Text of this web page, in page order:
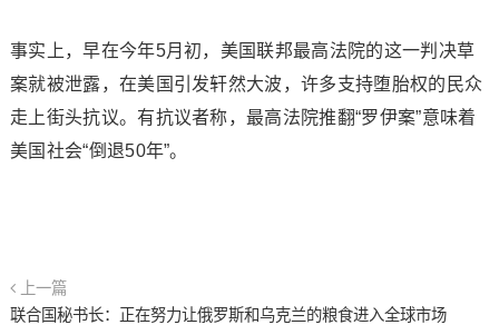
事实上，早在今年5月初，美国联邦最高法院的这一判决草
案就被泄露，在美国引发轩然大波，许多支持堕胎权的民众
走上街头抗议。有抗议者称，最高法院推翻“罗伊案”意味着
美国社会“倒退50年”。
上一篇
联合国秘书长：正在努力让俄罗斯和乌克兰的粮食进入全球市场